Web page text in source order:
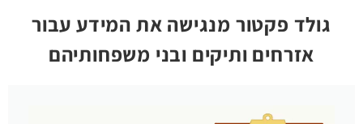
גולד פקטור מנגישה את המידע עבור
אזרחים ותיקים ובני משפחותיהם